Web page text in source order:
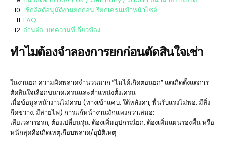
เช็กลิสต์อนุมัติงานยกก่อนเรียกเครนเข้าหน้าไซต์
FAQ
อ่านต่อ: บทความที่เกี่ยวข้อง
ทำไมต้องจำลองการยกก่อนตัดสินใจเช่า
ในงานยก ความผิดพลาดจำนวนมาก “ไม่ได้เกิดตอนยก” แต่เกิดตั้งแต่การ
ตัดสินใจเลือกขนาดเครนและตำแหน่งตั้งเครน
เมื่อข้อมูลหน้างานไม่ครบ (ทางเข้าแคบ, ใต้หลังคา, พื้นรับแรงไม่พอ, มีสิ่ง
กีดขวาง, มีสายไฟ) การแก้หน้างานมักแพงกว่าเสมอ:
เสียเวลารอรถ, ต้องเปลี่ยนรุ่น, ต้องเพิ่มอุปกรณ์ยก, ต้องเพิ่มแผ่นรองพื้น หรือ
หนักสุดคือเกิดเหตุเกือบพลาด/อุบัติเหตุ